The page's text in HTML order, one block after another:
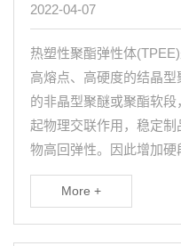
2022-04-07
热塑性聚酯弹性体
高熔点、高硬度的结晶
的非晶型聚醚或聚酯软
起物理交联作用，稳定
物高回弹性。因此增加硬
More +